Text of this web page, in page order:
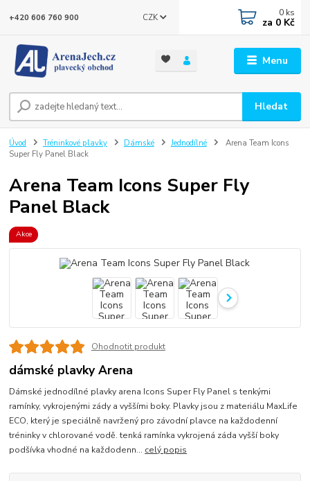
Menu
CZK
Hledat
+420 606 760 900 0 ks
za 0 Kč
Úvod Tréninkové plavky Dámské Jednodílné
Arena Team Icons
Super Fly Panel Black
Arena Team Icons Super Fly
Panel Black
Akce
Ohodnotit produkt
dámské plavky Arena
Dámské jednodílné plavky arena Icons Super Fly Panel s tenkými
ramínky, vykrojenými zády a vyššími boky. Plavky jsou z materiálu MaxLife
ECO, který je speciálně navržený pro závodní plavce na každodenní
tréninky v chlorované vodě. tenká ramínka vykrojená záda vyšší boky
podšívka vhodné na každodenn... celý popis